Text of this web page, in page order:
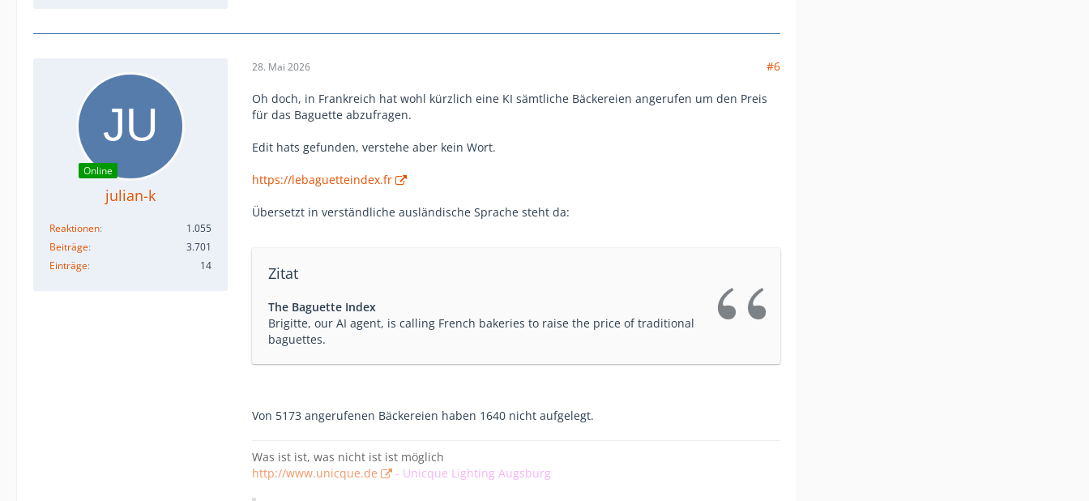
Online
julian-k
Reaktionen
1.055
Beiträge
3.701
Einträge
14
28. Mai 2026 #6
Oh doch, in Frankreich hat wohl kürzlich eine KI sämtliche Bäckereien angerufen um den Preis
für das Baguette abzufragen.
Edit hats gefunden, verstehe aber kein Wort.
https://lebaguetteindex.fr
Übersetzt in verständliche ausländische Sprache steht da:
Zitat
The Baguette Index
Brigitte, our AI agent, is calling French bakeries to raise the price of traditional
baguettes.
Von 5173 angerufenen Bäckereien haben 1640 nicht aufgelegt.
Was ist ist, was nicht ist ist möglich
http://www.unicque.de
- Unicque Lighting Augsburg